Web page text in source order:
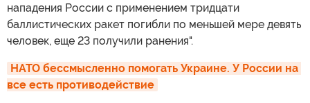
нападения России с применением тридцати
баллистических ракет погибли по меньшей мере девять
человек, еще 23 получили ранения".
НАТО бессмысленно помогать Украине. У России на
все есть противодействие